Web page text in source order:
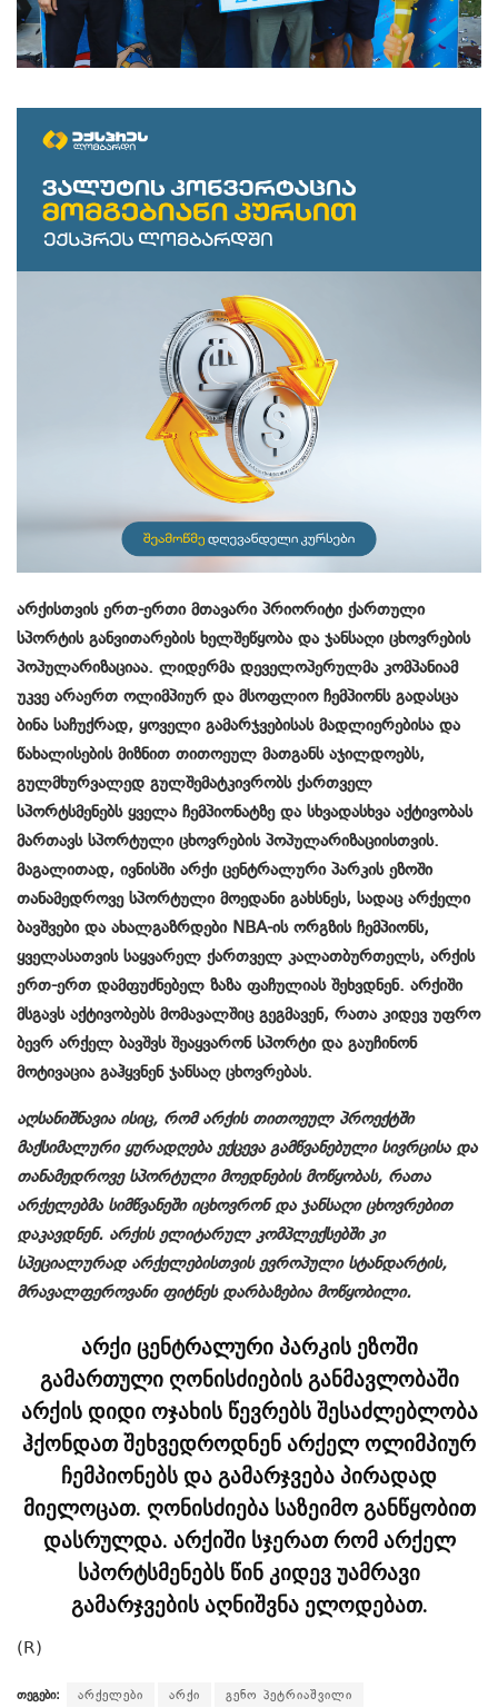
არქისთვის ერთ-ერთი მთავარი პრიორიტი ქართული
სპორტის განვითარების ხელშეწყობა და ჯანსაღი ცხოვრების
პოპულარიზაციაა. ლიდერმა დეველოპერულმა კომპანიამ
უკვე არაერთ ოლიმპიურ და მსოფლიო ჩემპიონს გადასცა
ბინა საჩუქრად, ყოველი გამარჯვებისას მადლიერებისა და
წახალისების მიზნით თითოეულ მათგანს აჯილდოებს,
გულმხურვალედ გულშემატკივრობს ქართველ
სპორტსმენებს ყველა ჩემპიონატზე და სხვადასხვა აქტივობას
მართავს სპორტული ცხოვრების პოპულარიზაციისთვის.
მაგალითად, ივნისში არქი ცენტრალური პარკის ეზოში
თანამედროვე სპორტული მოედანი გახსნეს, სადაც არქელი
ბავშვები და ახალგაზრდები NBA-ის ორგზის ჩემპიონს,
ყველასათვის საყვარელ ქართველ კალათბურთელს, არქის
ერთ-ერთ დამფუძნებელ ზაზა ფაჩულიას შეხვდნენ. არქიში
მსგავს აქტივობებს მომავალშიც გეგმავენ, რათა კიდევ უფრო
ბევრ არქელ ბავშვს შეაყვარონ სპორტი და გაუჩინონ
მოტივაცია გაჰყვნენ ჯანსაღ ცხოვრებას.
აღსანიშნავია ისიც, რომ არქის თითოეულ პროექტში
მაქსიმალური ყურადღება ექცევა გამწვანებული სივრცისა და
თანამედროვე სპორტული მოედნების მოწყობას, რათა
არქელებმა სიმწვანეში იცხოვრონ და ჯანსაღი ცხოვრებით
დაკავდნენ. არქის ელიტარულ კომპლექსებში კი
სპეციალურად არქელებისთვის ევროპული სტანდარტის,
მრავალფეროვანი ფიტნეს დარბაზებია მოწყობილი.
არქი ცენტრალური პარკის ეზოში
გამართული ღონისძიების განმავლობაში
არქის დიდი ოჯახის წევრებს შესაძლებლობა
ჰქონდათ შეხვედროდნენ არქელ ოლიმპიურ
ჩემპიონებს და გამარჯვება პირადად
მიელოცათ. ღონისძიება საზეიმო განწყობით
დასრულდა. არქიში სჯერათ რომ არქელ
სპორტსმენებს წინ კიდევ უამრავი
გამარჯვების აღნიშვნა ელოდებათ.
(R)
თეგები: არქელები არქი გენო პეტრიაშვილი